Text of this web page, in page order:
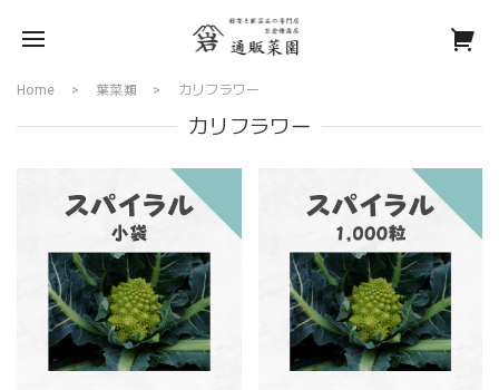
Home 葉菜類 カリフラワー
カリフラワー